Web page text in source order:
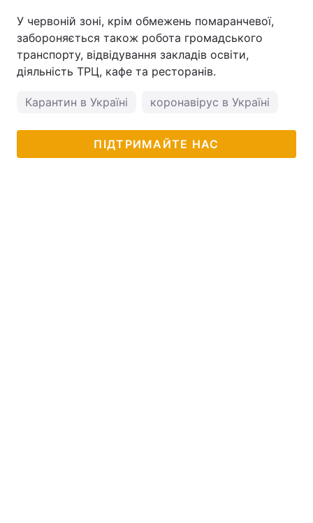
У червоній зоні, крім обмежень помаранчевої,
забороняється також робота громадського
транспорту, відвідування закладів освіти,
діяльність ТРЦ, кафе та ресторанів.
Карантин в Україні коронавірус в Україні
ПІДТРИМАЙТЕ НАС